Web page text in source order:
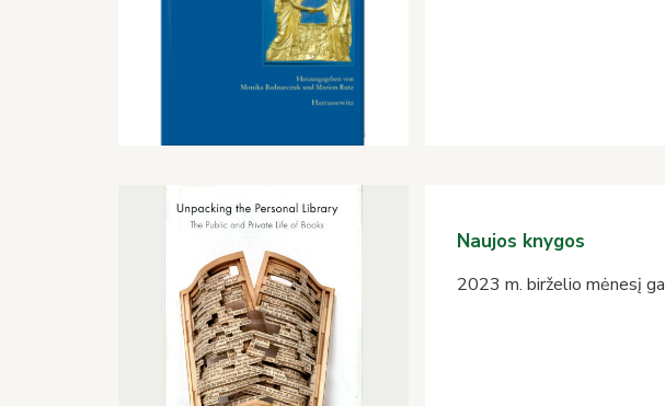
Naujos knygos
2023 m. birželio mėnesį